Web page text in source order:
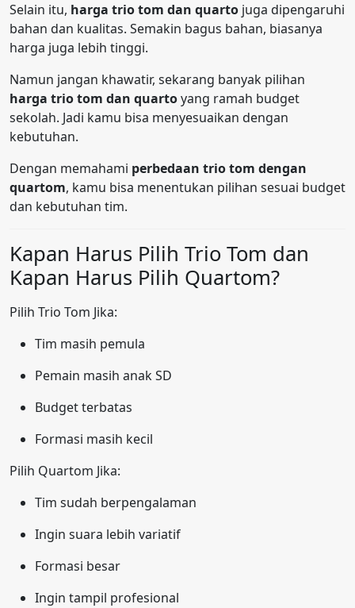
Selain itu, harga trio tom dan quarto juga dipengaruhi
bahan dan kualitas. Semakin bagus bahan, biasanya
harga juga lebih tinggi.
Namun jangan khawatir, sekarang banyak pilihan
harga trio tom dan quartoyang ramah budget
sekolah. Jadi kamu bisa menyesuaikan dengan
kebutuhan.
Dengan memahami perbedaan trio tom dengan
quartom, kamu bisa menentukan pilihan sesuai budget
dan kebutuhan tim.
Kapan Harus Pilih Trio Tom dan
Kapan Harus Pilih Quartom?
Pilih Trio Tom Jika:
Tim masih pemula
Pemain masih anak SD
Budget terbatas
Formasi masih kecil
Pilih Quartom Jika:
Tim sudah berpengalaman
Ingin suara lebih variatif
Formasi besar
Ingin tampil profesional